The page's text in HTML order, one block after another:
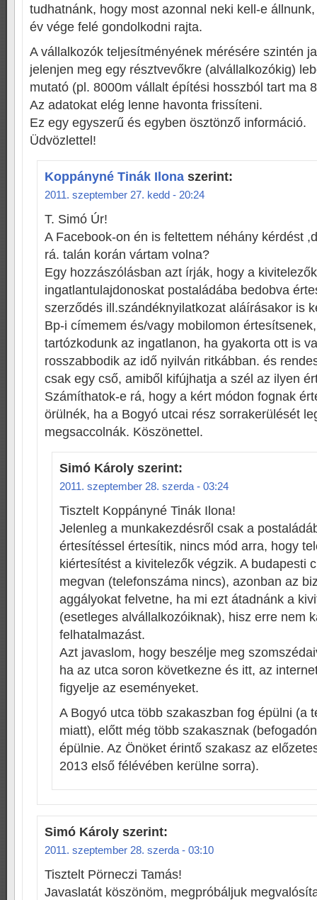
tudhatnánk, hogy most azonnal neki kell-e
év vége felé gondolkodni rajta.
A vállalkozók teljesítményének mérésére szintén
jelenjen meg egy résztvevőkre (alvállalkozókig)
mutató (pl. 8000m vállalt építési hosszból tart ma
Az adatokat elég lenne havonta frissíteni.
Ez egy egyszerű és egyben ösztönző információ.
Üdvözlettel!
Koppányné Tinák Ilona szerint:
2011. szeptember 27. kedd - 20:24
T. Simó Úr!
A Facebook-on én is feltettem néhány kérdést
rá. talán korán vártam volna?
Egy hozzászólásban azt írják, hogy a
ingatlantulajdonoskat postaládába bedobva
szerződés ill.szándéknyilatkozat aláírásakor is
Bp-i címemem és/vagy mobilomon
tartózkodunk az ingatlanon, ha gyakorta ott is
rosszabbodik az idő nyilván ritkábban. és
csak egy cső, amiből kifújhatja a szél az ilyen
Számíthatok-e rá, hogy a kért módon fognak
örülnék, ha a Bogyó utcai rész sorrakerülését
megsaccolnák. Köszönettel.
Simó Károly szerint:
2011. szeptember 28. szerda - 03:24
Tisztelt Koppányné Tinák Ilona!
Jelenleg a munkakezdésről csak a
értesítéssel értesítik, nincs mód arra, hogy
kiértesítést a kivitelezők végzik. A budapesti
megvan (telefonszáma nincs), azonban az
aggályokat felvetne, ha mi ezt átadnánk a
(esetleges alvállalkozóiknak), hisz erre nem
felhatalmazást.
Azt javaslom, hogy beszélje meg
ha az utca soron következne és itt, az
figyelje az eseményeket.
A Bogyó utca több szakaszban fog épülni (a
miatt), előtt még több szakasznak
épülnie. Az Önöket érintő szakasz az
2013 első félévében kerülne sorra).
Simó Károly szerint:
2011. szeptember 28. szerda - 03:10
Tisztelt Pörneczi Tamás!
Javaslatát köszönöm, megpróbáljuk